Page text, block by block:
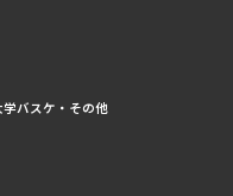
学バスケ・その他